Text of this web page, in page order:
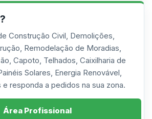
Construção Civil, Demolições,
Remodelação de Moradias,
Capoto, Telhados, Caixilharia de
Solares, Energia Renovável,
responda a pedidos na sua zona.
Área Profissional